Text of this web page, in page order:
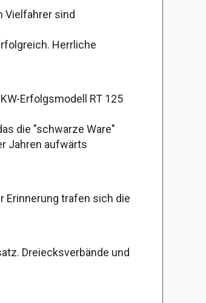
Vielfahrer sind
Herrliche
Erfolgsmodell RT 125
die "schwarze Ware"
Jahren aufwärts
Erinnerung trafen sich die
Dreiecksverbände und